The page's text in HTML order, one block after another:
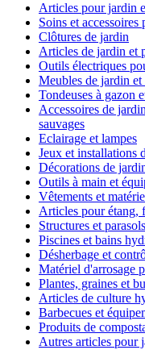
Articles pour jardin
Soins et accessoires
Clôtures de jardin
Articles de jardin et
Outils électriques
Meubles de jardin et
Tondeuses à gazon
Accessoires de
sauvages
Eclairage et lampes
Jeux et installations
Décorations de
Outils à main et
Vêtements et
Articles pour étang,
Structures et
Piscines et bains
Désherbage et
Matériel d'arrosage
Plantes, graines et
Articles de culture
Barbecues et
Produits de
Autres articles pour